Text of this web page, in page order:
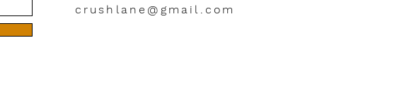
crushlane@gmail.com